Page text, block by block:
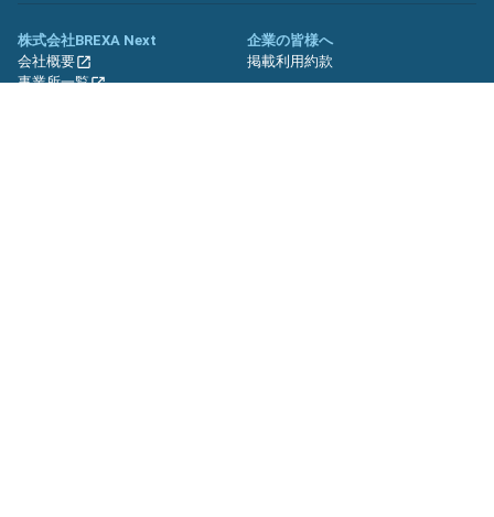
株式会社BREXA Next
会社概要
事業所一覧
企業の皆様へ
掲載利用約款